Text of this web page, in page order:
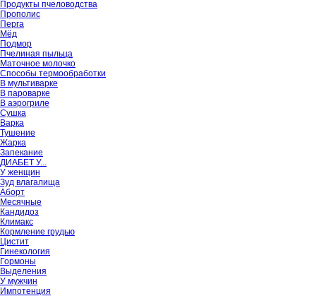
Продукты пчеловодства
Прополис
Перга
Мёд
Подмор
Пчелиная пыльца
Маточное молочко
Способы термообработки
В мультиварке
В пароварке
В аэрогриле
Сушка
Варка
Тушение
Жарка
Запекание
ДИАБЕТ У...
У женщин
Зуд влагалища
Аборт
Месячные
Кандидоз
Климакс
Кормление грудью
Цистит
Гинекология
Гормоны
Выделения
У мужчин
Импотенция